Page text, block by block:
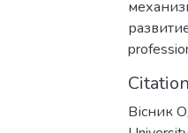
Citation
Вісник